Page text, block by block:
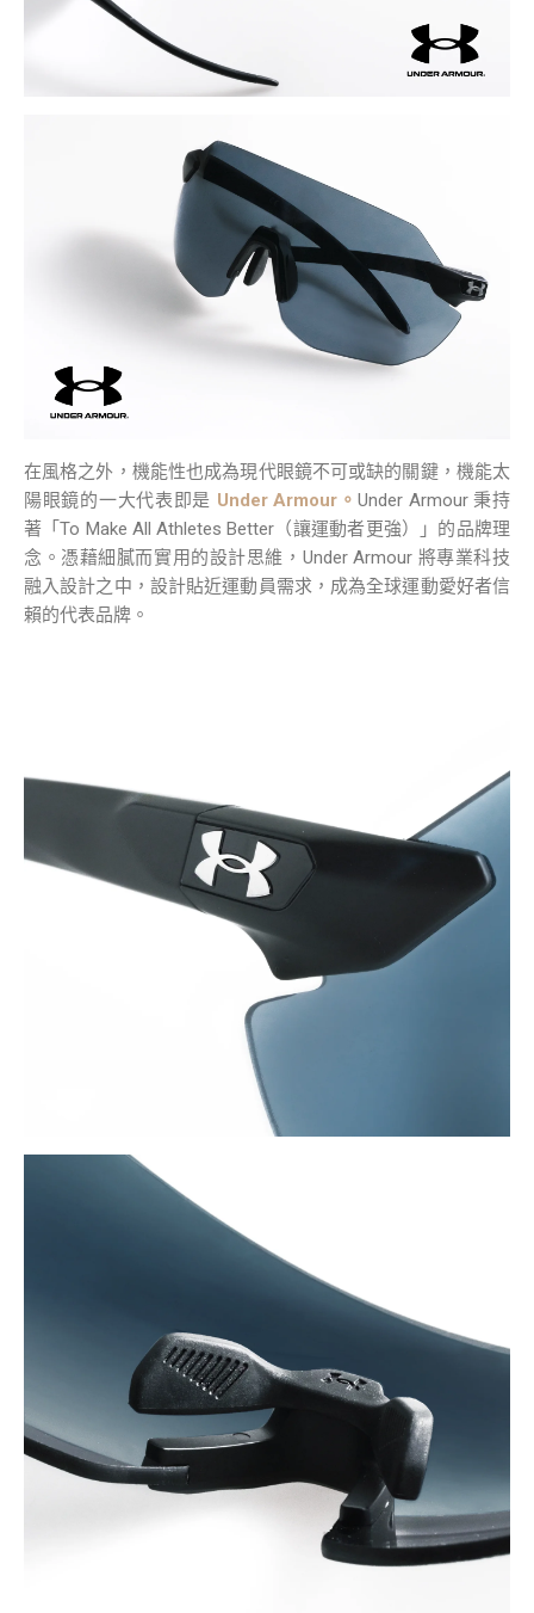
在風格之外，機能性也成為現代眼鏡不可或缺的關鍵，機能太
陽眼鏡的一大代表即是 Under Armour。 Under Armour 秉持
著「To Make All Athletes Better（讓運動者更強）」的品牌理
念。憑藉細膩而實用的設計思維，Under Armour 將專業科技
融入設計之中，設計貼近運動員需求，成為全球運動愛好者信
賴的代表品牌。